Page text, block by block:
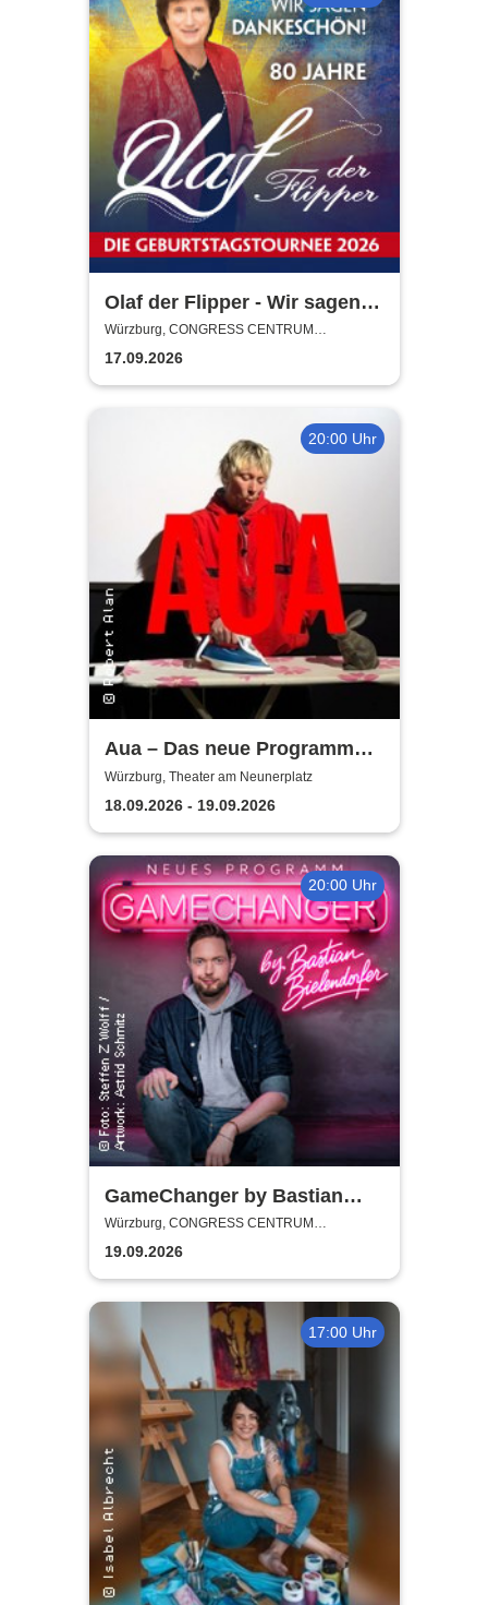
Olaf der Flipper - Wir sagen
Dankeschön! 80 Jahre - Die
Geburtstagstournee 2026
Würzburg, CONGRESS CENTRUM
WÜRZBURG
17.09.2026
20:00 Uhr
Aua – Das neue Programm
von Robert Alan | Theater am
Neunerplatz
Würzburg, Theater am Neunerplatz
18.09.2026 - 19.09.2026
20:00 Uhr
GameChanger by Bastian
Bielendorfer
Würzburg, CONGRESS CENTRUM
WÜRZBURG
19.09.2026
17:00 Uhr